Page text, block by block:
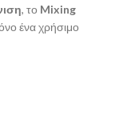
, το Mixing
ένα χρήσιμο